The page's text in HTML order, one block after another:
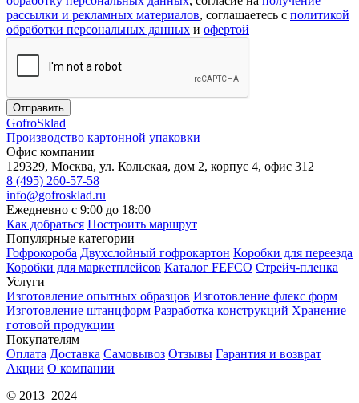
рассылки и рекламных материалов, соглашаетесь c политикой
обработки персональных данных и офертой
Отправить
GofroSklad
Производство картонной упаковки
Офис компании
129329, Москва, ул. Кольская, дом 2, корпус 4, офис 312
8 (495) 260-57-58
info@gofrosklad.ru
Ежедневно с 9:00 до 18:00
Как добраться Построить маршрут
Популярные категории
Гофрокороба Двухслойный гофрокартон Коробки для переезда
Коробки для маркетплейсов Каталог FEFCO Стрейч-пленка
Услуги
Изготовление опытных образцов Изготовление флекс форм
Изготовление штанцформ Разработка конструкций Хранение
готовой продукции
Покупателям
Оплата Доставка Самовывоз Отзывы Гарантия и возврат
Акции О компании
© 2013–2024